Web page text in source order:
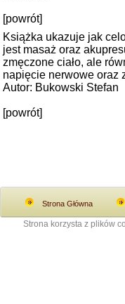
[powrót]
Książka ukazuje jak
jest masaż oraz
zmęczone ciało, ale
napięcie nerwowe oraz
Autor: Bukowski Stefan
[powrót]
Strona Główna
Strona korzysta z plików